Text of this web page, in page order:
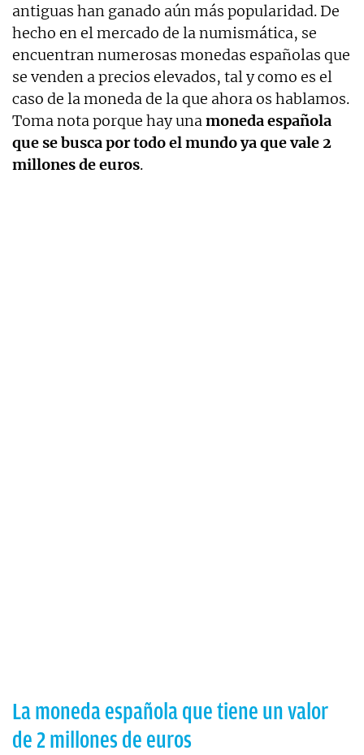
antiguas han ganado aún más popularidad. De
hecho en el mercado de la numismática, se
encuentran numerosas monedas españolas que
se venden a precios elevados, tal y como es el
caso de la moneda de la que ahora os hablamos.
Toma nota porque hay unamoneda española
que se busca por todo el mundo ya que vale 2
millones de euros.
La moneda española que tiene un valor
de 2 millones de euros